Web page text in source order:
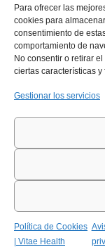
Para ofrecer las
cookies para
consentimiento de
comportamiento de
No consentir o retirar
ciertas características y
Gestionar los servicios
Política de Cookies
| Vitae Health
Conocenos
Vitae
l
Área
©Vitae Health